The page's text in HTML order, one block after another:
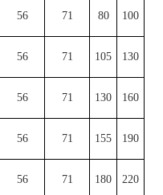
56 71 80 100
56 71 105 130
56 71 130 160
56 71 155 190
56 71 180 220